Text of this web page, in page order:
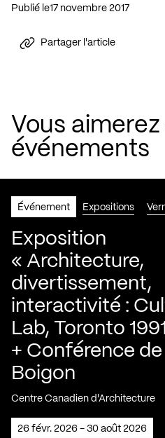
Publié le 17 novembre 2017
Partager l'article
Vous
événements
Événement Expositions
Exposition
« Architecture,
divertissement,
interactivité :
Lab, Toronto
+ Conférence de
Boigon
Centre Canadien d'Architecture
26 févr. 2026 - 30 août 2026